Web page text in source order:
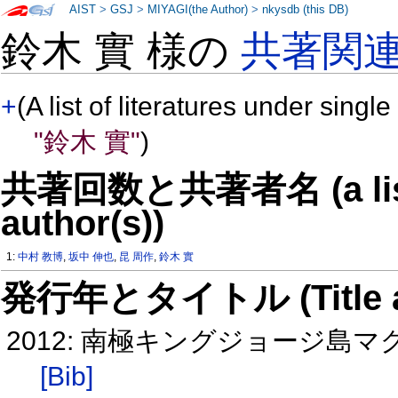
鈴木 實 様の共著関
+(A list of literatures under
"鈴木 實")
共著回数と共著者名 (a
author(s))
1:中村 教博,坂中 伸也, 昆 周作,鈴木 實
発行年とタイトル
2012: 南極キングジョージ島マ
[Bib]
AIST >GSJ > MIYAGI(the Author) >nkysdb (this DB)